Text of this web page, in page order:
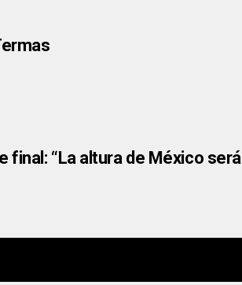
final: “La altura de México será